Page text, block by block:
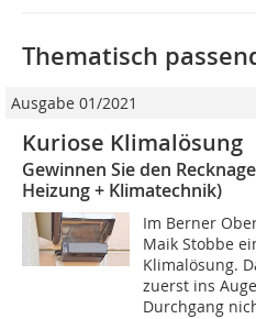
Thematisch
Ausgabe 01/2021
Kuriose Klimalösung
Gewinnen Sie den
Heizung + Klimatechnik)
Im Berner
Maik Stobbe
Klimalösung.
zuerst ins
Durchgang